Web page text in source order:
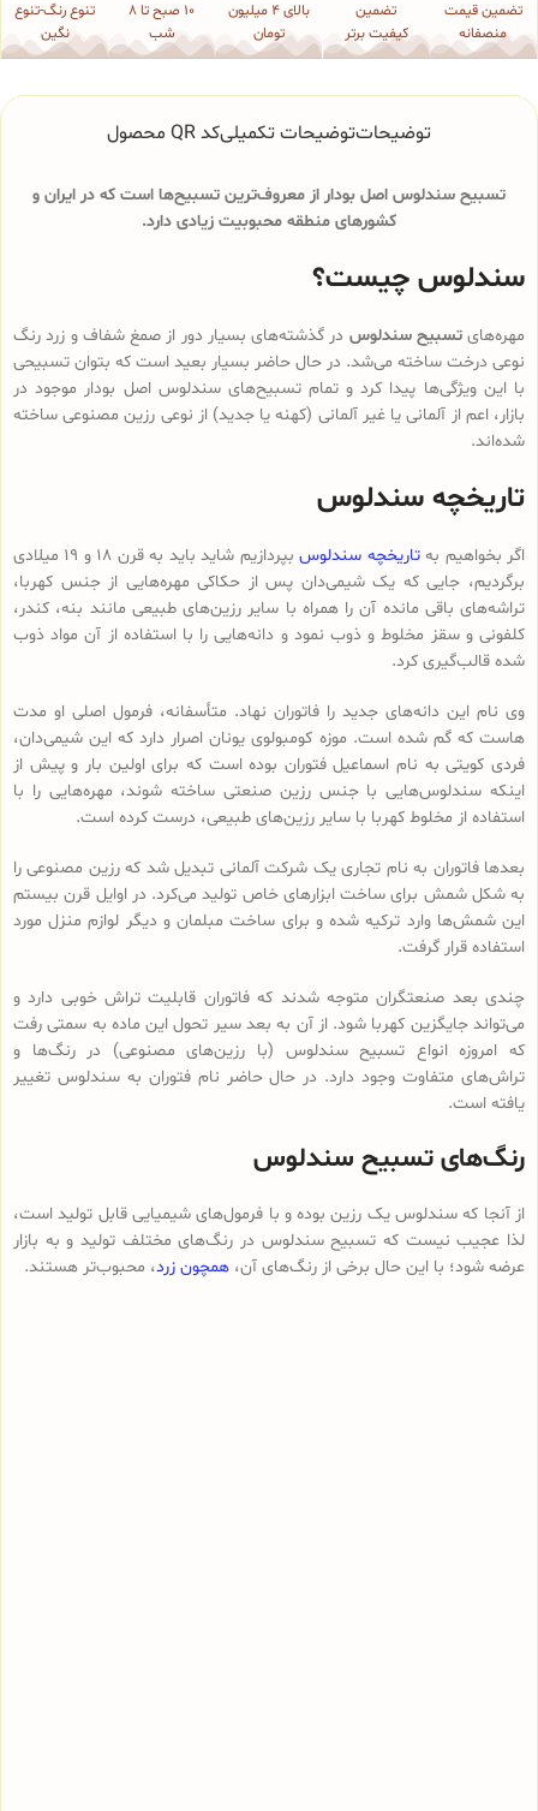
تضمین قیمت
منصفانه
تضمین
کیفیت برتر
بالای 4 میلیون
تومان
10 صبح تا 8
شب
تنوع رنگ-تنوع
نگین
توضیحاتتوضیحات تکمیلیکد QR محصول
تسبیح سندلوس اصل بودار از معروف‌ترین تسبیح‌ها است که در ایران و
کشورهای منطقه محبوبیت زیادی دارد.
سندلوس چیست؟
مهره‌هایتسبیح سندلوس در گذشته‌های بسیار دور از صمغ شفاف و زرد رنگ
نوعی درخت ساخته می‌شد. در حال حاضر بسیار بعید است که بتوان تسبیحی
با این ویژگی‌ها پیدا کرد و تمام تسبیح‌های سندلوس‌ اصل بودار موجود در
بازار، اعم از آلمانی یا غیر آلمانی (کهنه یا جدید) از نوعی رزین مصنوعی ساخته
شده‌اند.
تاریخچه سندلوس
اگر بخواهیم بهتاریخچه سندلوس
بپردازیم شاید باید به قرن 18 و 19 میلادی
برگردیم، جایی که یک شیمی‌دان پس از حکاکی مهره‌هایی از جنس کهربا،
تراشه‌های باقی مانده آن را همراه با سایر رزین‌های طبیعی مانند بنه، کندر،
کلفونی و سقز مخلوط و ذوب نمود و دانه‌هایی را با استفاده از آن مواد ذوب
شده قالب‌گیری کرد.
وی نام این دانه‌های جدید را فاتوران نهاد. متأسفانه، فرمول اصلی او مدت
هاست که گم شده است. موزه کومبولوی یونان اصرار دارد که این شیمی‌دان،
فردی کویتی به نام اسماعیل فتوران بوده است که برای اولین بار و پیش از
اینکه سندلوس‌هایی با جنس رزین صنعتی ساخته شوند، مهره‌هایی را با
استفاده از مخلوط کهربا با سایر رزین‌های طبیعی، درست کرده است.
بعدها فاتوران به نام تجاری یک شرکت آلمانی تبدیل شد که رزین مصنوعی را
به شکل شمش برای ساخت ابزارهای خاص تولید می‌کرد. در اوایل قرن بیستم
این شمش‌ها وارد ترکیه شده و برای ساخت مبلمان و دیگر لوازم منزل مورد
استفاده قرار گرفت.
چندی بعد صنعتگران متوجه شدند که فاتوران قابلیت تراش خوبی دارد و
می‌تواند جایگزین کهربا شود. از آن به بعد سیر تحول این ماده به سمتی رفت
که امروزه انواع تسبیح‌ سندلوس (با رزین‌های مصنوعی) در رنگ‌ها و
تراش‌های متفاوت وجود دارد. در حال حاضر نام فتوران به سندلوس تغییر
یافته است.
رنگ‌های تسبیح سندلوس
از آنجا که سندلوس یک رزین بوده و با فرمول‌های شیمیایی قابل تولید است،
لذا عجیب نیست که تسبیح سندلوس در رنگ‌های مختلف تولید و به بازار
عرضه شود؛ با این حال برخی از رنگ‌های آن، همچون زرد، محبوب‌تر هستند.